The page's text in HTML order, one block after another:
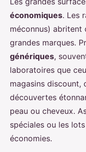
économiques. Les
méconnus) abritent
grandes marques.
génériques,
laboratoires que
magasins discount,
découvertes
peau ou cheveux.
spéciales ou les
économies.